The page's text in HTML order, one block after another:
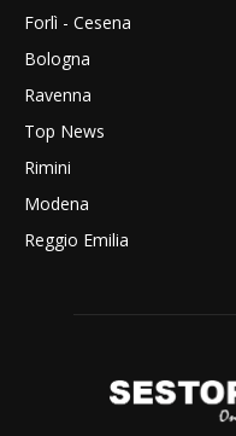
Forlì - Cesena
Bologna
Ravenna
Top News
Rimini
Modena
Reggio Emilia